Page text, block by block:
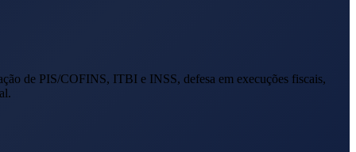
de PIS/COFINS, ITBI e INSS, defesa em execuções fiscais,